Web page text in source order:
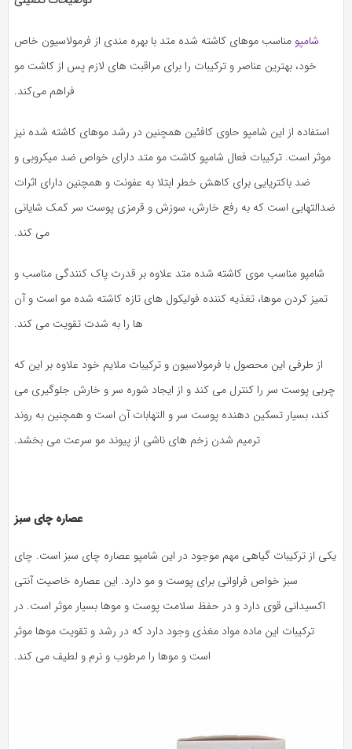
شامپومناسب موهای کاشته شده متد با بهره مندی از فرمولاسیون خاص
خود، بهترین عناصر و ترکیبات را برای مراقبت ‌های لازم پس از کاشت مو
فراهم می‌كند.
استفاده از این شامپو حاوی کافئین همچنین در رشد موهای کاشته شده نیز
موثر است. ترکیبات فعال شامپو کاشت مو متد دارای خواص ضد میكروبی و
ضد باکتریایی برای کاهش خطر ابتلا به عفونت و همچنین دارای اثرات
ضدالتهابی است که به رفع خارش، سوزش و قرمزی پوست سر کمک شایانی
می کند.
شامپو مناسب موی کاشته شده متد علاوه بر قدرت پاک کنندگی مناسب و
تمیز کردن موها، تغذیه کننده فولیکول های تازه کاشته شده مو است و آن
ها را به شدت تقویت می کند.
از طرفی این محصول با فرمولاسیون و ترکیبات ملایم خود علاوه بر این که
چربی پوست سر را کنترل می کند و از ایجاد شوره سر و خارش جلوگیری می
کند، بسیار تسکین دهنده پوست سر و التهابات آن است و همچنین به روند
ترمیم شدن زخم های ناشی از پیوند مو سرعت می بخشد.
عصاره چای سبز
یکی از ترکیبات گیاهی مهم موجود در این شامپو عصاره چای سبز است. چای
سبز خواص فراوانی برای پوست و مو دارد. این عصاره خاصیت آنتی
اکسیدانی قوی دارد و در حفظ سلامت پوست و موها بسیار موثر است. در
ترکیبات این ماده مواد مغذی وجود دارد که در رشد و تقویت موها موثر
است و موها را مرطوب و نرم و لطیف می کند.